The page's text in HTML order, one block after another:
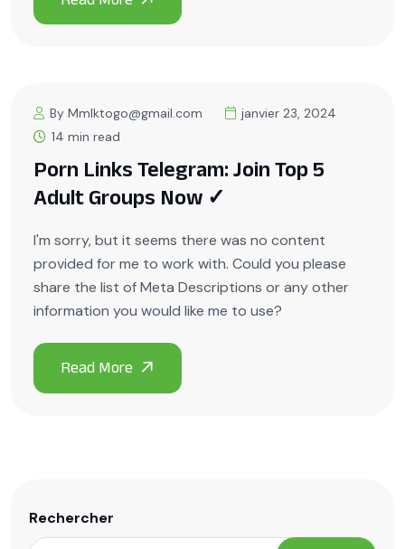
By Mmlktogo@gmail.com
janvier 23, 2024
14 min read
Porn Links Telegram: Join Top 5
Adult Groups Now ✓
I'm sorry, but it seems there was no content
provided for me to work with. Could you please
share the list of Meta Descriptions or any other
information you would like me to use?
Rechercher